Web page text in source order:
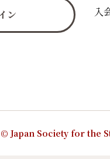
ン
入
© Japan Society for the